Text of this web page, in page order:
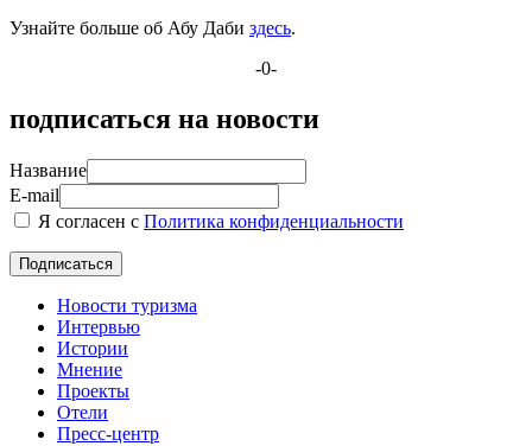
Узнайте больше об Абу Даби здесь.
-0-
подписаться на новости
Название
E-mail
Я согласен с Политика конфиденциальности
Новости туризма
Интервью
Истории
Мнение
Проекты
Отели
Пресс-центр